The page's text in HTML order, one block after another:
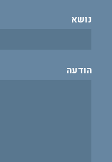
נושא
הודעה